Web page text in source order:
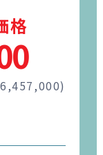
格